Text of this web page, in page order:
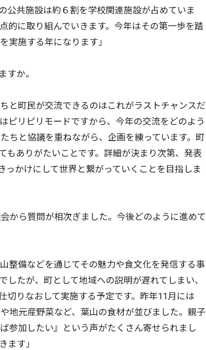
公共施設は約６割を学校関連施設が占めていま
的に取り組んでいきます。今年はその第一歩を踏
実施する年になります」
か。
と町民が交流できるのはこれがラストチャンスだ
ピリピリモードですから、今年の交流をどのよう
ちと協議を重ねながら、企画を練っています。町
もありがたいことです。詳細が決まり次第、発表
っかけにして世界と繋がっていくことを目指しま
ら質問が相次ぎました。今後どのように進めて
整備などを通じてその魅力や食文化を発信する事
たが、町として地域への説明が遅れてしまい、
切りなおして実施する予定です。昨年11月には
地元産野菜など、葉山の食材が並びました。親子
参加したい』という声がたくさん寄せられまし
ます」